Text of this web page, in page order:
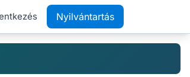
Nyilvántartás